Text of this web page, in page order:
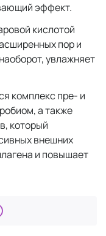
эффект.
кислотой
пор и
увлажняет
комплекс пре- и
а также
который
внешних
и повышает